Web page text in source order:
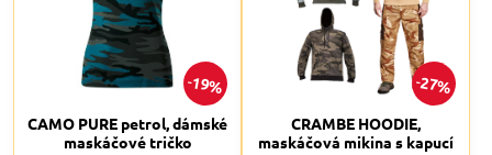
19%
CAMO PURE petrol, dámské
maskáčové tričko
27%
CRAMBE HOODIE,
maskáčová mikina s kapucí